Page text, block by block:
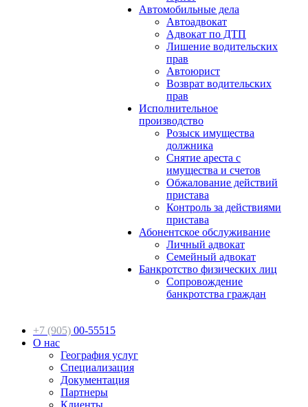
Автомобильные дела
Автоадвокат
Адвокат по ДТП
Лишение водительских
прав
Автоюрист
Возврат водительских
прав
Исполнительное
производство
Розыск имущества
должника
Снятие ареста с
имущества и счетов
Обжалование действий
пристава
Контроль за действиями
пристава
Абонентское обслуживание
Личный адвокат
Семейный адвокат
Банкротство физических лиц
Сопровождение
банкротства граждан
+7 (905) 00-55515
О нас
География услуг
Специализация
Документация
Партнеры
Клиенты